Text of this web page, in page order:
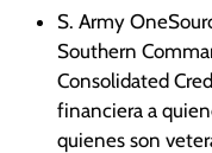
S. Army
Southern
Consolidated
financiera a
quienes son